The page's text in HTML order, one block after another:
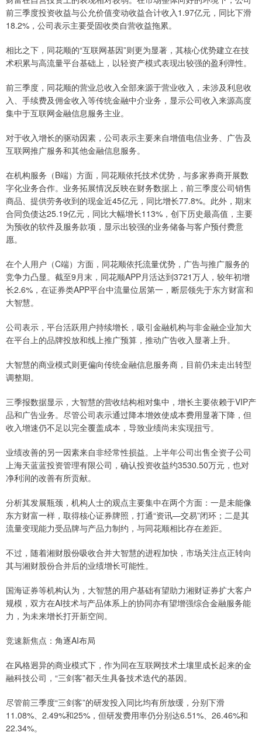
前三季度投资收益与公允价值变动收益合计收入1.97亿元，同比下滑
18.2%，公司表示主要受固收类自营收益拖累。
相比之下，同花顺的“互联网基因”则更为显著，其核心优势建立在技
术积累与高流量平台基础上，以轻资产模式表现出较强的盈利弹性。
前三季度，同花顺的营业总收入全部来源于营业收入，未涉及利息收
入、手续费及佣金收入等传统金融中介业务，显示公司收入来源高度
集中于互联网金融信息服务主业。
对于收入增长的驱动因素，公司表示主要来自增值电信业务、广告及
互联网推广服务和其他金融信息服务。
在机构服务（B端）方面，同花顺依托技术优势，与多家券商开展数
字化业务合作。业务拓展情况反映在财务数据上，前三季度公司销售
商品、提供劳务收到的现金近45亿元，同比增长77.8%。此外，期末
合同负债达25.19亿元，同比大幅增长113%，创下历史最高值，主要
为预收的软件及服务款项，显示出较强的业务储备与客户预付费意
愿。
在个人用户（C端）方面，同花顺依托流量优势，广告与推广服务的
竞争力凸显。截至9月末，同花顺APP月活达到3721万人，较年初增
长2.6%，在证券类APP平台中流量位居第一，断层领先于东方财富和
大智慧。
公司表示，平台活跃用户持续增长，吸引金融机构与非金融企业加大
在平台上的品牌投放和线上推广预算，推动广告收入显著上升。
大智慧的商业模式则更偏向传统金融信息服务商，目前仍未走出转型
调整期。
三季报数据显示，大智慧的营收结构相对集中，增长主要依赖于VIP产
品和广告业务。尽管公司表示通过降本增效使成本费用显著下降，但
收入增速仍不足以完全覆盖成本，导致业绩尚未实现扭亏。
业绩改善的另一因素来自非经常性损益。上半年公司出售全资子公司
上海天蓝蓝投资管理有限公司，确认投资收益约3530.50万元，也对
净利润的改善有所贡献。
分析其发展瓶颈，机构人士的观点主要集中在两个方面：一是未能像
东方财富一样，取得核心证券牌照，打通“资讯—交易”闭环；二是其
流量变现能力受品牌与产品力制约，与同花顺相比存在差距。
不过，随着湘财股份吸收合并大智慧的进程加快，市场关注点正转向
其与湘财股份合并后的业绩增长可能性。
国海证券等机构认为，大智慧的用户基础有望助力湘财证券扩大客户
规模，双方在AI技术与产品体系上的协同亦有望增强综合金融服务能
力，为未来增长打开新空间。
竞速新焦点：角逐AI布局
在风格迥异的商业模式下，作为同在互联网技术土壤里成长起来的金
融科技公司，“三剑客”都天生具备技术迭代的基因。
尽管前三季度“三剑客”的研发投入同比均有所放缓，分别下滑
11.08%、2.49%和25%，但研发费用率仍分别达6.51%、26.46%和
22.34%。